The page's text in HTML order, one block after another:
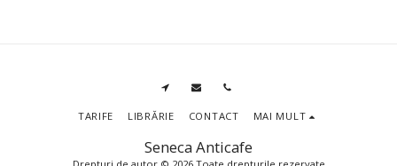
Seneca Anticafe
TARIFE LIBRĂRIE CONTACT MAI MULT